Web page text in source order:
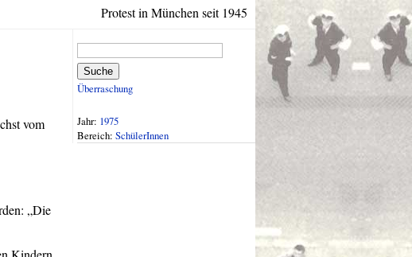
Protest in München seit 1945
vom
„Die
Suche
Überraschung
Jahr: 1975
Bereich: SchülerInnen